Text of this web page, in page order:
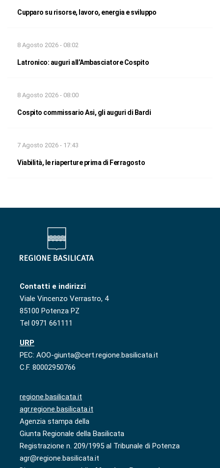
Cupparo su risorse, lavoro, energia e sviluppo
8 Agosto 2026 - 08:02
Latronico: auguri all’Ambasciatore Cospito
8 Agosto 2026 - 08:00
Cospito commissario Asi, gli auguri di Bardi
7 Agosto 2026 - 17:43
Viabilità, le riaperture prima di Ferragosto
Contatti e indirizzi
Viale Vincenzo Verrastro, 4
85100 Potenza PZ
Tel 0971 661111
URP
PEC: AOO-giunta@cert.regione.basilicata.it
C.F. 80002950766
regione.basilicata.it
agr.regione.basilicata.it
Agenzia stampa della
Giunta Regionale della Basilicata
Registrazione n. 209/1995 al Tribunale di Potenza
agr@regione.basilicata.it